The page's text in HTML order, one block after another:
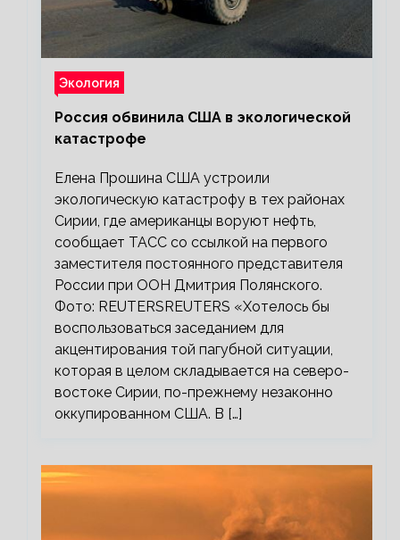
Экология
Россия обвинила США в экологической
катастрофе
Елена Прошина США устроили
экологическую катастрофу в тех районах
Сирии, где американцы воруют нефть,
сообщает ТАСС со ссылкой на первого
заместителя постоянного представителя
России при ООН Дмитрия Полянского.
Фото: REUTERSREUTERS «Хотелось бы
воспользоваться заседанием для
акцентирования той пагубной ситуации,
которая в целом складывается на северо-
востоке Сирии, по-прежнему незаконно
оккупированном США. В […]